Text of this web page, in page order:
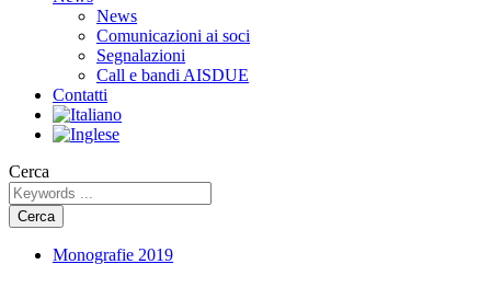
News
Comunicazioni ai soci
Segnalazioni
Call e bandi AISDUE
Contatti
Cerca
Cerca
Monografie 2019